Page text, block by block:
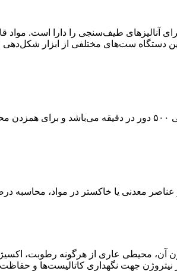
آنالیزهای طیف‌سنجی را دارا است. مواد
این تجهیز دارای تایمر دیجیتال از ۱ تا ۹۹۹ دقیقه و با
عناصر معدنی یا خاکستر در مواد، محاسبه
محیطی عاری از هرگونه رطوبت،
جهت نگهداری کاتالیست‌ها و